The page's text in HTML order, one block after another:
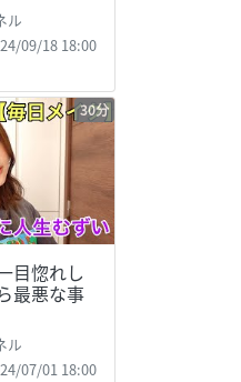
ル
09/18 18:00
30分
目惚れし
最悪な事
ル
07/01 18:00